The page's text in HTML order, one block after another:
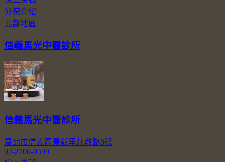
分院介紹
北部地區
信義馬光中醫診所
信義馬光中醫診所
臺北市信義區景新里莊敬路8號
02-2700-0599